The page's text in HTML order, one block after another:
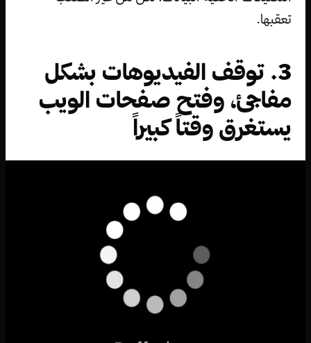
تعقبها.
3. توقف الفيديوهات بشكل
مفاجئ، وفتح صفحات الويب
يستغرق وقتاً كبيراً